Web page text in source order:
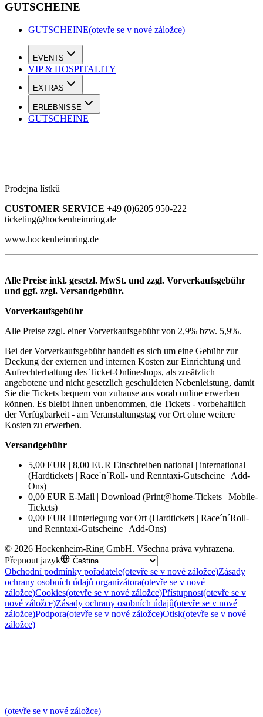
GUTSCHEINE
GUTSCHEINE(otevře se v nové záložce)
EVENTS
VIP & HOSPITALITY
EXTRAS
ERLEBNISSE
GUTSCHEINE
Prodejna lístků
CUSTOMER SERVICE +49 (0)6205 950-222 |
ticketing@hockenheimring.de
www.hockenheimring.de
Alle Preise inkl. gesetzl. MwSt. und zzgl. Vorverkaufsgebühr
und ggf. zzgl. Versandgebühr.
Vorverkaufsgebühr
Alle Preise zzgl. einer Vorverkaufsgebühr von 2,9% bzw. 5,9%.
Bei der Vorverkaufsgebühr handelt es sich um eine Gebühr zur
Deckung der externen und internen Kosten zur Einrichtung und
Aufrechterhaltung des Ticket-Onlineshops, als zusätzlich
angebotene und nicht gesetzlich geschuldeten Nebenleistung, damit
Sie die Tickets bequem von zuhause aus vorab online erwerben
können. Es bleibt Ihnen unbenommen, die Tickets - vorbehaltlich
der Verfügbarkeit - am Veranstaltungstag vor Ort ohne weitere
Kosten zu erwerben.
Versandgebühr
5,00 EUR | 8,00 EUR Einschreiben national | international
(Hardtickets | Race´n´Roll- und Renntaxi-Gutscheine | Add-
Ons)
0,00 EUR E-Mail | Download (Print@home-Tickets | Mobile-
Tickets)
0,00 EUR Hinterlegung vor Ort (Hardtickets | Race´n´Roll-
und Renntaxi-Gutscheine | Add-Ons)
© 2026 Hockenheim-Ring GmbH. Všechna práva vyhrazena.
Přepnout jazyk
Obchodní podmínky pořadatele(otevře se v nové záložce)Zásady
ochrany osobních údajů organizátora(otevře se v nové
záložce)Cookies(otevře se v nové záložce)Přístupnost(otevře se v
nové záložce)Zásady ochrany osobních údajů(otevře se v nové
záložce)Podpora(otevře se v nové záložce)Otisk(otevře se v nové
záložce)
(otevře se v nové záložce)